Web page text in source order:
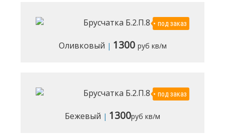
под заказ
Оливковый | 1300 руб кв/м
под заказ
Бежевый | 1300руб кв/м